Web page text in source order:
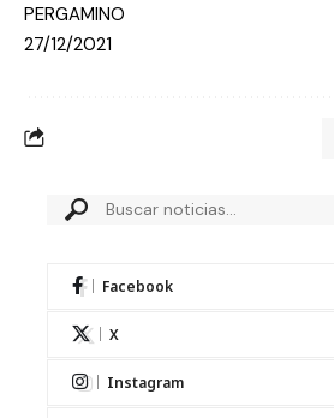
PERGAMINO
27/12/2021
Facebook
X
Instagram